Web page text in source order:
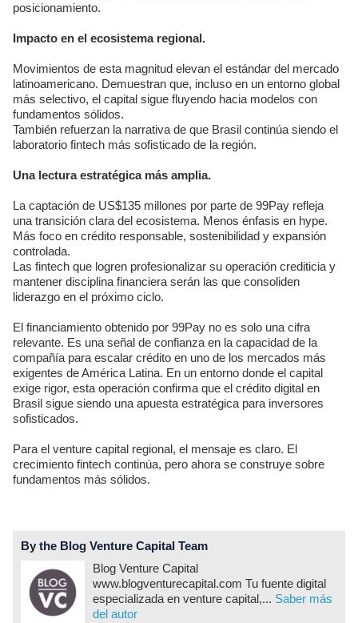
posicionamiento.
Impacto en el ecosistema regional.
Movimientos de esta magnitud elevan el estándar del mercado
latinoamericano. Demuestran que, incluso en un entorno global
más selectivo, el capital sigue fluyendo hacia modelos con
fundamentos sólidos.
También refuerzan la narrativa de que Brasil continúa siendo el
laboratorio fintech más sofisticado de la región.
Una lectura estratégica más amplia.
La captación de US$135 millones por parte de 99Pay refleja
una transición clara del ecosistema. Menos énfasis en hype.
Más foco en crédito responsable, sostenibilidad y expansión
controlada.
Las fintech que logren profesionalizar su operación crediticia y
mantener disciplina financiera serán las que consoliden
liderazgo en el próximo ciclo.
El financiamiento obtenido por 99Pay no es solo una cifra
relevante. Es una señal de confianza en la capacidad de la
compañía para escalar crédito en uno de los mercados más
exigentes de América Latina. En un entorno donde el capital
exige rigor, esta operación confirma que el crédito digital en
Brasil sigue siendo una apuesta estratégica para inversores
sofisticados.
Para el venture capital regional, el mensaje es claro. El
crecimiento fintech continúa, pero ahora se construye sobre
fundamentos más sólidos.
By the Blog Venture Capital Team
Blog Venture Capital
www.blogventurecapital.com Tu fuente digital
especializada en venture capital,... Saber más
del autor